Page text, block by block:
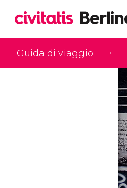
Guida di viaggio